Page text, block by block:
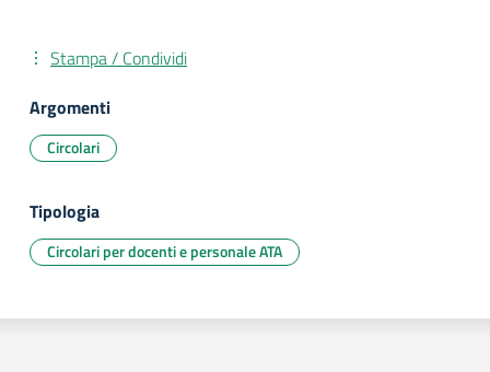
Stampa / Condividi
Argomenti
Circolari
Tipologia
Circolari per docenti e personale ATA